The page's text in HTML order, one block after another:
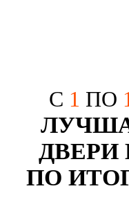
С 1 ПО
ДВЕРИ
ПО